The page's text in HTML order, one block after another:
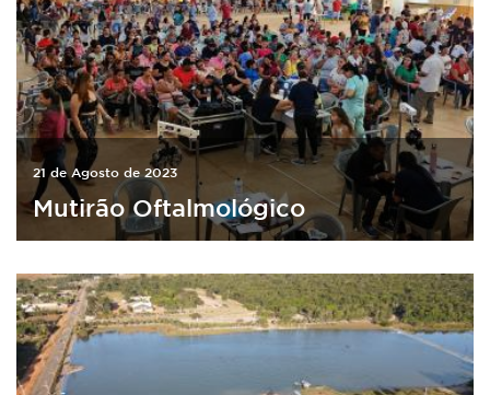
21 de Agosto de 2023
Mutirão Oftalmológico